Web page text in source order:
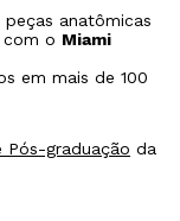
anatômicas
com o Miami
em mais de 100
Pós-graduação da